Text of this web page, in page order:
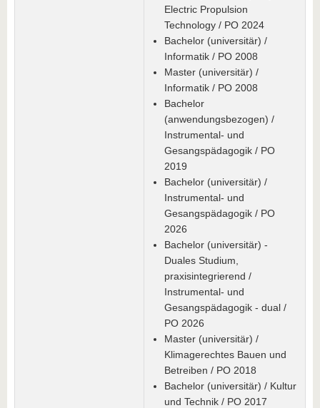
Electric Propulsion
Technology / PO 2024
Bachelor (universitär) /
Informatik / PO 2008
Master (universitär) /
Informatik / PO 2008
Bachelor
(anwendungsbezogen) /
Instrumental- und
Gesangspädagogik / PO
2019
Bachelor (universitär) /
Instrumental- und
Gesangspädagogik / PO
2026
Bachelor (universitär) -
Duales Studium,
praxisintegrierend /
Instrumental- und
Gesangspädagogik - dual /
PO 2026
Master (universitär) /
Klimagerechtes Bauen und
Betreiben / PO 2018
Bachelor (universitär) / Kultur
und Technik / PO 2017